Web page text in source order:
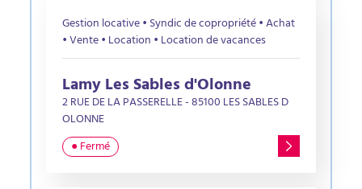
Gestion locative • Syndic de copropriété • Achat
• Vente • Location • Location de vacances
Lamy Les Sables d'Olonne
2 RUE DE LA PASSERELLE - 85100 LES SABLES D
OLONNE
● Fermé